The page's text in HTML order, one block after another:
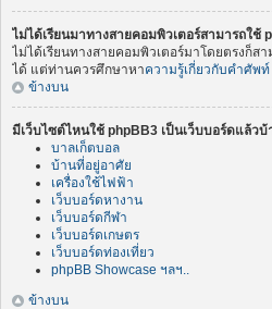
ไม่ได้เรียนมาทางสายคอมพิวเตอร์สามารถใช้
ไม่ได้เรียนทางสายคอมพิวเตอร์มาโดยตรงก็ส
ได้ แต่ท่านควรศึกษาหาความรู้เกี่ยวกับคำศัพท์
ข้างบน
มีเว็บไซต์ไหนใช้ phpBB3 เป็นเว็บบอร์ดแล้วบ้
บาลเก็ตบอล
บ้านที่อยู่อาศัย
เครื่องใช้ไฟฟ้า
เว็บบอร์ดหางาน
เว็บบอร์ดกีฬา
เว็บบอร์ดเกษตร
เว็บบอร์ดท่องเที่ยว
phpBB Showcase ฯลฯ..
ข้างบน